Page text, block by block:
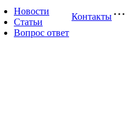
Новости
Статьи
Вопрос ответ
Контакты